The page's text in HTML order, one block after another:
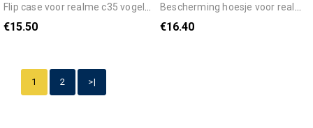
flip case voor realme c35 vogelveer
€15.50
bescherming hoesje voor realme c35 folio-hoesje diamanten
€16.40
1 2 >|